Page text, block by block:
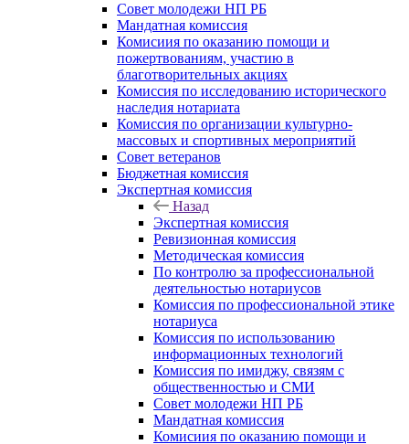
Совет молодежи НП РБ
Мандатная комиссия
Комисиия по оказанию помощи и
пожертвованиям, участию в
благотворительных акциях
Комиссия по исследованию исторического
наследия нотариата
Комиссия по организации культурно-
массовых и спортивных мероприятий
Совет ветеранов
Бюджетная комиссия
Экспертная комиссия
Назад
Экспертная комиссия
Ревизионная комиссия
Методическая комиссия
По контролю за профессиональной
деятельностью нотариусов
Комиссия по профессиональной этике
нотариуса
Комиссия по использованию
информационных технологий
Комиссия по имиджу, связям с
общественностью и СМИ
Совет молодежи НП РБ
Мандатная комиссия
Комисиия по оказанию помощи и